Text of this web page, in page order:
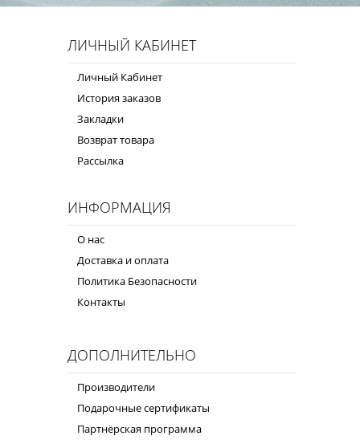
ЛИЧНЫЙ КАБИНЕТ
Личный Кабинет
История заказов
Закладки
Возврат товара
Рассылка
ИНФОРМАЦИЯ
О нас
Доставка и оплата
Политика Безопасности
Контакты
ДОПОЛНИТЕЛЬНО
Производители
Подарочные сертификаты
Партнёрская программа